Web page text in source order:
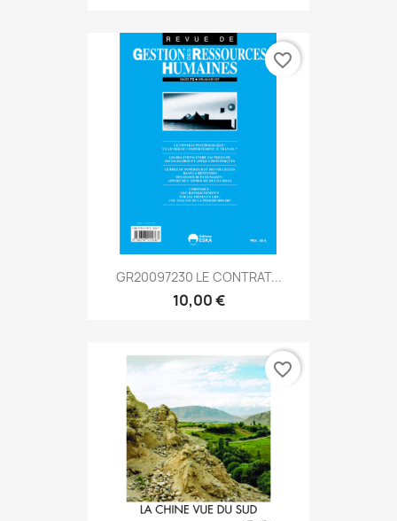
GR20097230 LE CONTRAT...
10,00 €
favorite_border
favorite_border